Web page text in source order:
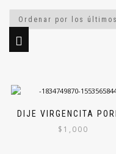
DIJE VIRGENCITA
$ 1,000